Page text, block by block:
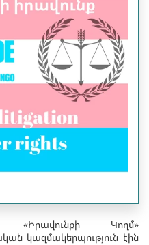
«Իրավունքի Կողմ»
կազմակերպություն էին